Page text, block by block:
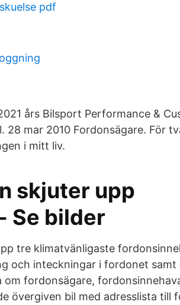
pdf
års Bilsport Performance &
mar 2010 Fordonsägare. För
i mitt liv.
skjuter upp
Se bilder
tre klimatvänligaste
och inteckningar i fordonet samt
fordonsägare,
övergiven bil med adresslista till